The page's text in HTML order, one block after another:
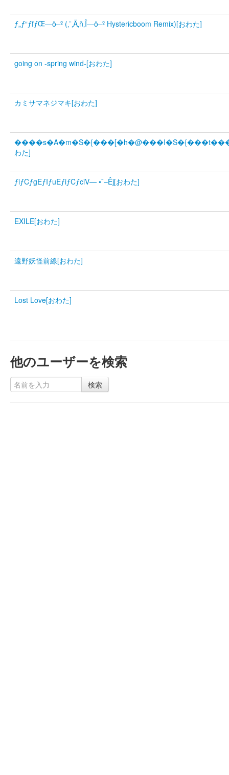
ƒ„ƒ“ƒfƒŒ—ö–º (‚¨‚Ä‚ñ‚Î—ö–º Hystericboom Remix)[おわた]
going on -spring wind-[おわた]
カミサマネジマキ[おわた]
わた]
ƒiƒCƒgEƒIƒuEƒiƒCƒciV— •ˆ–Êj[おわた]
EXILE[おわた]
遠野妖怪前線[おわた]
Lost Love[おわた]
他のユーザーを検索
検索